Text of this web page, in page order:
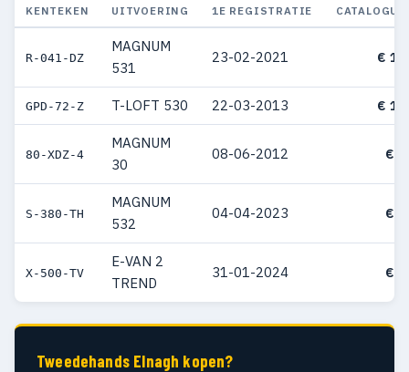
KENTEKEN UITVOERING 1E REGISTRATIE
R-041-DZ
MAGNUM
531
23-02-2021 €
GPD-72-Z T-LOFT 530 22-03-2013 €
80-XDZ-4
MAGNUM
30
08-06-2012 €
S-380-TH
MAGNUM
532
04-04-2023 €
X-500-TV
E-VAN 2
TREND
31-01-2024 €
Tweedehands Elnagh kopen?